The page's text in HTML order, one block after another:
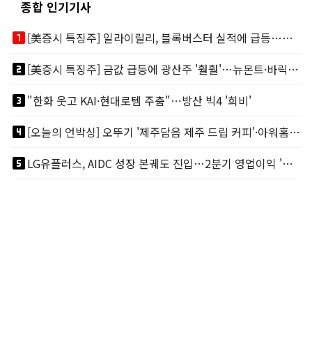
종합 인기기사
looks_one
[美증시 특징주] 일라이릴리, 블록버스터 실적에 급등…마운자로 매출 폭발
looks_two
[美증시 특징주] 금값 급등에 광산주 '훨훨'…뉴몬트·바릭마이닝 주도
looks_3"한화 웃고 KAI·현대로템 주춤"…방산 빅4 '희비'
looks_4
[오늘의 언박싱] 오뚜기 '제주담음 제주 드립 커피'·아워홈 ‘갓석박지’ 外
looks_5
LG유플러스, AIDC 성장 본궤도 진입…2분기 영업이익 '역대 최대'